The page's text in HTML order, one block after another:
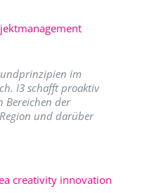
im
I3 schafft proaktiv
Bereichen der
und darüber
creativity innovation